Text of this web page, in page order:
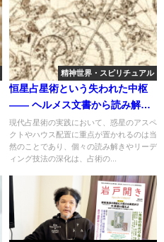
精神世界・スピリチュアル
恒星占星術という失われた中枢
―― ヘルメス文書から読み解く
宇宙と象徴
現代占星術の実践において、惑星のアスペ
クトやハウス配置に重点が置かれるのは当
然のことであり、個々の読み解きやリーデ
ィング技法の深化は、占術の...